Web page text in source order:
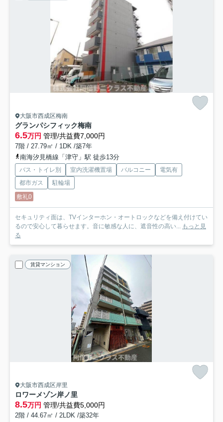
大阪市西成区梅南
グランパシフィック梅南
6.5万円 管理/共益費7,000円
7階 / 27.79㎡ / 1DK /築7年
南海汐見橋線「津守」駅 徒歩13分
バス・トイレ別 室内洗濯機置場 バルコニー
電気有
都市ガス
駐輪場
敷礼0
セキュリティ面は、TVインターホン・オートロックなどを備え付けてい
るので安心して暮らせます。音に敏感な人に、遮音性の高い... もっと見
る
賃貸マンション
大阪市西成区岸里
ロワーメゾン岸ノ里
8.5万円 管理/共益費5,000円
2階 / 44.67㎡ / 2LDK /築32年